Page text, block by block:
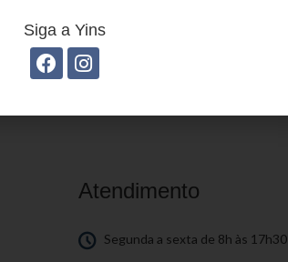
Atendimento
Segunda a sexta de 8h às 17h30
Siga a Yins